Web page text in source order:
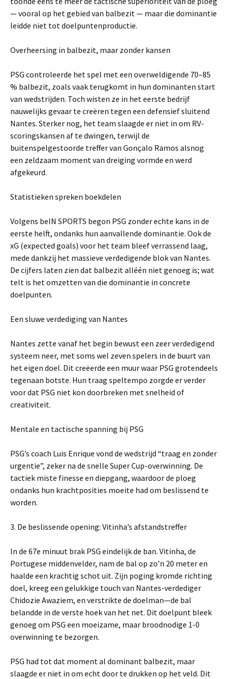
— vooral op het gebied van balbezit — maar die dominantie
leidde niet tot doelpuntenproductie.
Overheersing in balbezit, maar zonder kansen
PSG controleerde het spel met een overweldigende 70–85
% balbezit, zoals vaak terugkomt in hun dominanten start
van wedstrijden. Toch wisten ze in het eerste bedrijf
nauwelijks gevaar te creëren tegen een defensief sluitend
Nantes. Sterker nog, het team slaagde er niet in om RV-
scoringskansen af te dwingen, terwijl de
buitenspelgestoorde treffer van Gonçalo Ramos alsnog
een zeldzaam moment van dreiging vormde en werd
afgekeurd.
Statistieken spreken boekdelen
Volgens beIN SPORTS begon PSG zonder echte kans in de
eerste helft, ondanks hun aanvallende dominantie. Ook de
xG (expected goals) voor het team bleef verrassend laag,
mede dankzij het massieve verdedigende blok van Nantes.
De cijfers laten zien dat balbezit alléén niet genoeg is; wat
telt is het omzetten van die dominantie in concrete
doelpunten.
Een sluwe verdediging van Nantes
Nantes zette vanaf het begin bewust een zeer verdedigend
systeem neer, met soms wel zeven spelers in de buurt van
het eigen doel. Dit creëerde een muur waar PSG grotendeels
tegenaan botste. Hun traag speltempo zorgde er verder
voor dat PSG niet kon doorbreken met snelheid of
creativiteit.
Mentale en tactische spanning bij PSG
PSG’s coach Luis Enrique vond de wedstrijd “traag en zonder
urgentie”, zeker na de snelle Super Cup-overwinning. De
tactiek miste finesse en diepgang, waardoor de ploeg
ondanks hun krachtposities moeite had om beslissend te
worden.
3. De beslissende opening: Vitinha’s afstandstreffer
In de 67e minuut brak PSG eindelijk de ban. Vitinha, de
Portugese middenvelder, nam de bal op zo’n 20 meter en
haalde een krachtig schot uit. Zijn poging kromde richting
doel, kreeg een gelukkige touch van Nantes-verdediger
Chidozie Awaziem, en verstrikte de doelman—de bal
belandde in de verste hoek van het net. Dit doelpunt bleek
genoeg om PSG een moeizame, maar broodnodige 1-0
overwinning te bezorgen.
PSG had tot dat moment al dominant balbezit, maar
slaagde er niet in om echt door te drukken op het veld. Dit